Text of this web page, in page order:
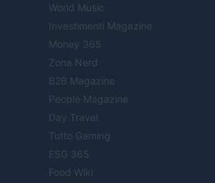
World Music
Investimenti Magazine
Money 365
Zona Nerd
B2B Magazine
People Magazine
Day Travel
Tutto Gaming
ESG 365
Food Wiki